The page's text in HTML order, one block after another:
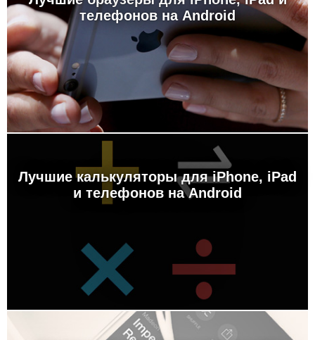
телефонов на Android
Лучшие калькуляторы для iPhone, iPad
и телефонов на Android